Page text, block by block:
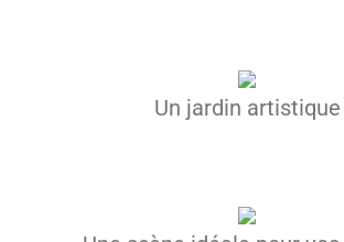
Un jardin artistique